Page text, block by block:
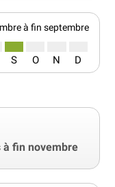
à fin septembre
S O N D
à fin novembre